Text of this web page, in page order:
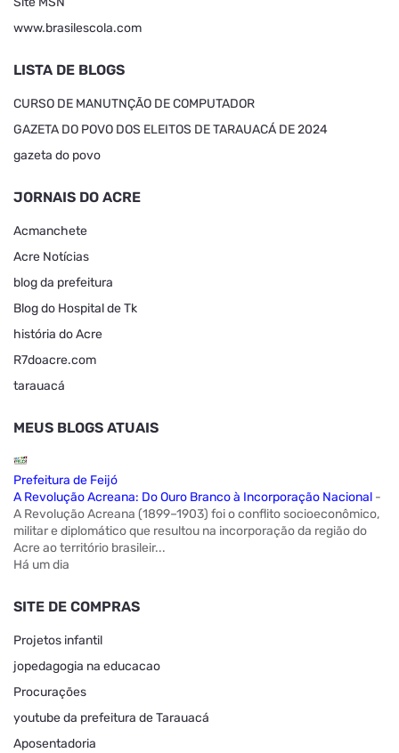
www.brasilescola.com
LISTA DE BLOGS
CURSO DE MANUTNÇÃO DE COMPUTADOR
GAZETA DO POVO DOS ELEITOS DE TARAUACÁ DE 2024
gazeta do povo
JORNAIS DO ACRE
Acmanchete
Acre Notícias
blog da prefeitura
Blog do Hospital de Tk
história do Acre
R7doacre.com
tarauacá
MEUS BLOGS ATUAIS
Prefeitura de Feijó
A Revolução Acreana: Do Ouro Branco à Incorporação Nacional -
A Revolução Acreana (1899–1903) foi o conflito socioeconômico,
militar e diplomático que resultou na incorporação da região do
Acre ao território brasileir...
Há um dia
SITE DE COMPRAS
Projetos infantil
jopedagogia na educacao
Procurações
youtube da prefeitura de Tarauacá
Aposentadoria